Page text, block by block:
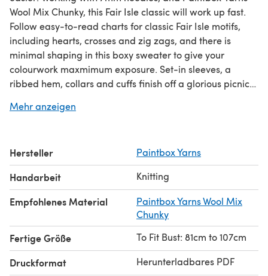
Wool Mix Chunky, this Fair Isle classic will work up fast.
Follow easy-to-read charts for classic Fair Isle motifs,
including hearts, crosses and zig zags, and there is
minimal shaping in this boxy sweater to give your
colourwork maxmimum exposure. Set-in sleeves, a
ribbed hem, collars and cuffs finish off a glorious picnic
Mix Chunky & start knitting today!
Discover thousands of downloadables and FREE knitting
patterns atLoveCrafts.com
Mehr anzeigen
Hersteller Paintbox Yarns
Handarbeit Knitting
Empfohlenes Material
Paintbox Yarns Wool Mix
Chunky
Fertige Größe To Fit Bust: 81cm to 107cm
Druckformat Herunterladbares PDF